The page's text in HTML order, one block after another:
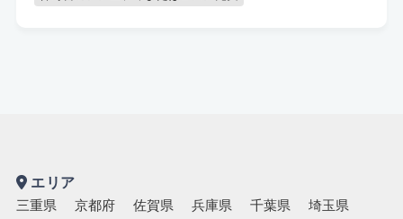
エリア
三重県 京都府 佐賀県 兵庫県 千葉県
埼玉県